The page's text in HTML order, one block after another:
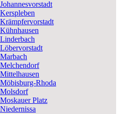
Rhoda
Platz